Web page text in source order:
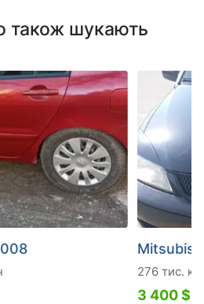
також шукають
276 тис. км
3 400 $